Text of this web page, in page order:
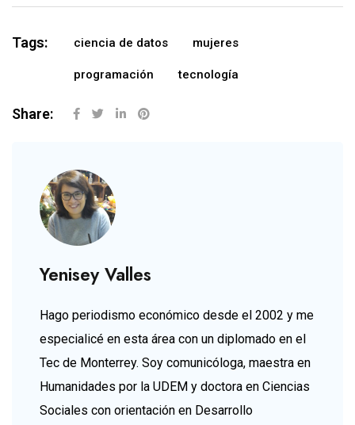
Tags: ciencia de datos mujeres
programación tecnología
Share:
Yenisey Valles
Hago periodismo económico desde el 2002 y me
especialicé en esta área con un diplomado en el
Tec de Monterrey. Soy comunicóloga, maestra en
Humanidades por la UDEM y doctora en Ciencias
Sociales con orientación en Desarrollo